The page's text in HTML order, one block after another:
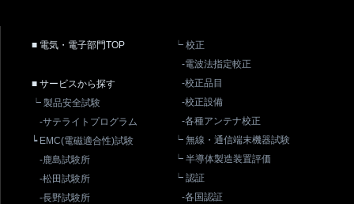
■ 電気・電子部門TOP
■ サービスから探す
┕ 製品安全試験
-サテライトプログラム
┕ EMC(電磁適合性)試験
-鹿島試験所
-松田試験所
-長野試験所
┕ 校正
-電波法指定較正
-校正品目
-校正設備
-各種アンテナ校正
┕ 無線・通信端末機器試験
┕ 半導体製造装置評価
┕ 認証
-各国認証